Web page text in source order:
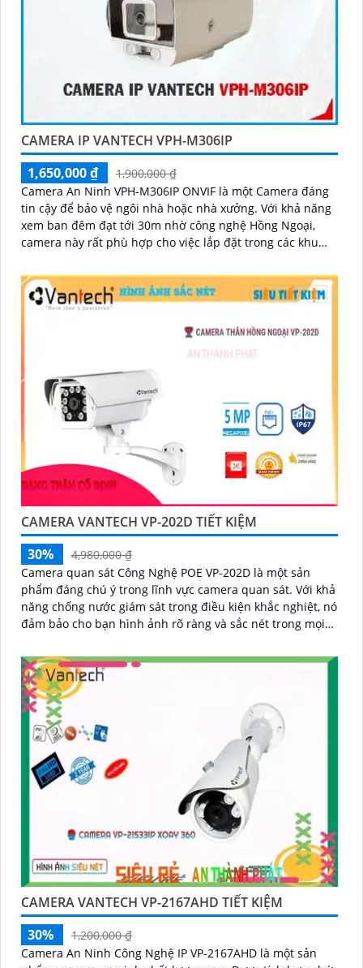
CAMERA IP VANTECH VPH-M306IP
1,650,000 ₫
1,900,000 ₫
Camera An Ninh VPH-M306IP ONVIF là một Camera đáng
tin cậy để bảo vệ ngôi nhà hoặc nhà xưởng. Với khả năng
xem ban đêm đạt tới 30m nhờ công nghệ Hồng Ngoại,
camera này rất phù hợp cho việc lắp đặt trong các khu
CAMERA VANTECH VP-202D TIẾT KIỆM
30%
4,980,000 ₫
Camera quan sát Công Nghệ POE VP-202D là một sản
phẩm đáng chú ý trong lĩnh vực camera quan sát. Với khả
năng chống nước giám sát trong điều kiện khắc nghiệt, nó
đảm bảo cho bạn hình ảnh rõ ràng và sắc nét trong mọi
CAMERA VANTECH VP-2167AHD TIẾT KIỆM
30%
1,200,000 ₫
Camera An Ninh Công Nghệ IP VP-2167AHD là một sản